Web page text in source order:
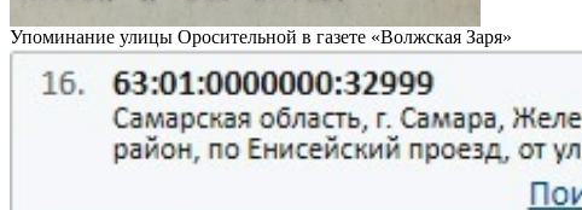
Упоминание улицы Оросительной в газете «Волжская Заря»